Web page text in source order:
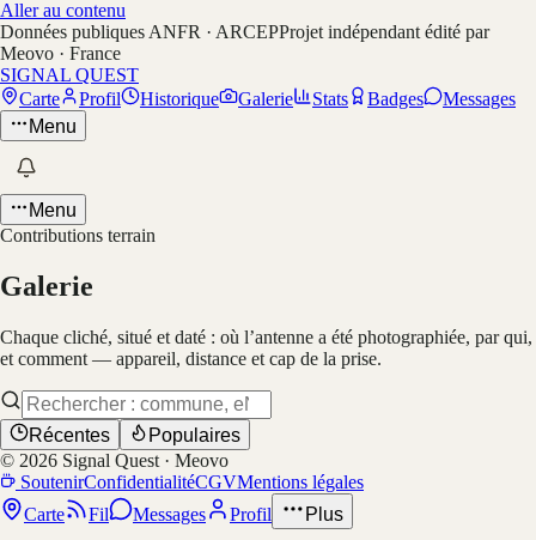
Aller au contenu
Données publiques ANFR · ARCEPProjet indépendant édité par
Meovo · France
SIGNAL QUEST
Carte
Profil Historique Galerie Stats Badges
Messages
Menu
Menu
Contributions terrain
Galerie
Chaque cliché, situé et daté : où l’antenne a été photographiée, par qui,
et comment — appareil, distance et cap de la prise.
Récentes
Populaires
© 2026 Signal Quest · Meovo
SoutenirConfidentialitéCGVMentions légales
Carte
Fil Messages Profil Plus